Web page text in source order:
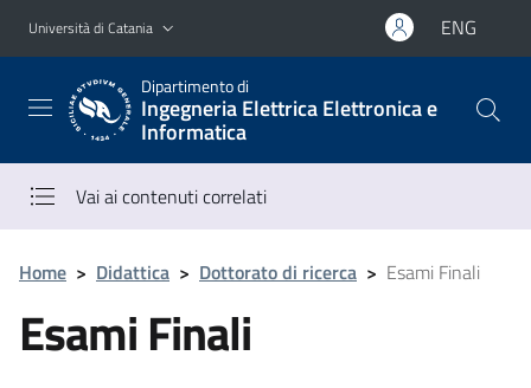
Vai al contenuto principale
Vai al menu di navigazione
Università di Catania ENG
Dipartimento di
Ingegneria Elettrica Elettronica e
Informatica
Vai ai contenuti correlati
Home > Didattica > Dottorato di ricerca > Esami Finali
Esami Finali